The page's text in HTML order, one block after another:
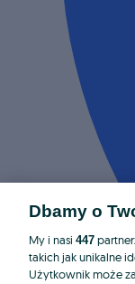
Dbamy o
My i nasi 447
takich jak unikalne
Użytkownik może